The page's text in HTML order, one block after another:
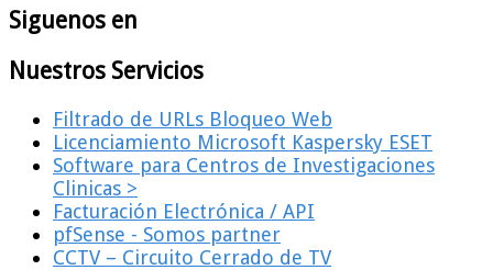
Siguenos en
Nuestros Servicios
Filtrado de URLs Bloqueo Web
Licenciamiento Microsoft Kaspersky ESET
Software para Centros de Investigaciones
Clinicas >
Facturación Electrónica / API
pfSense - Somos partner
CCTV – Circuito Cerrado de TV